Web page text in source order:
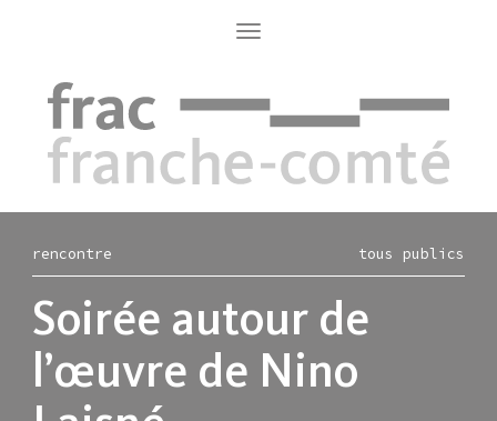
Toggle
navigation
rencontre tous publics
Soirée autour de
l’œuvre de Nino